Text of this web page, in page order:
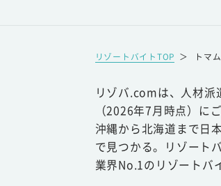
リゾートバイトTOP ＞ トマ
リゾバ.comは、人材派
（2026年7月時点）に
沖縄から北海道まで日
で見つかる。リゾート
業界No.1のリゾートバ